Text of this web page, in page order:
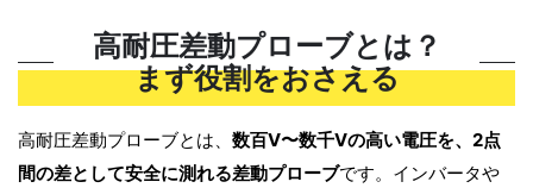
高耐圧差動プローブとは？
まず役割をおさえる
高耐圧差動プローブとは、 数百V〜数千Vの高い電圧を、2点
間の差として安全に測れる差動プローブです。インバータや